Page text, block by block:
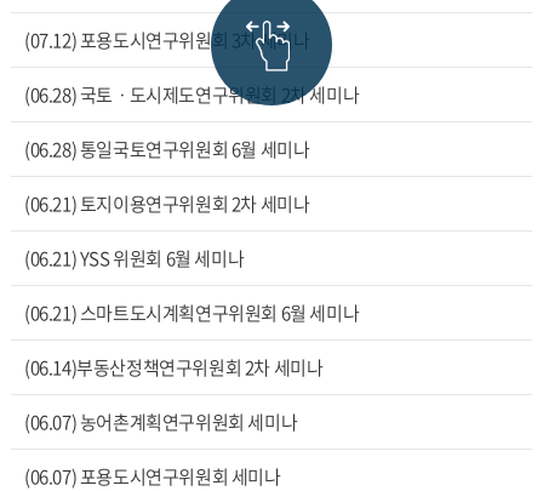
(07.12) 포용도시연구위원회 3차 세미나
(06.28) 국토ㆍ도시제도연구위원회 2차 세미나
(06.28) 통일국토연구위원회 6월 세미나
(06.21) 토지이용연구위원회 2차 세미나
(06.21) YSS 위원회 6월 세미나
(06.21) 스마트도시계획연구위원회 6월 세미나
(06.14)부동산정책연구위원회 2차 세미나
(06.07) 농어촌계획연구위원회 세미나
(06.07) 포용도시연구위원회 세미나